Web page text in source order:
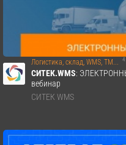
Логистика, склад, WMS, TM... 4
СИТЕК.WMS:
вебинар
СИТЕК WMS